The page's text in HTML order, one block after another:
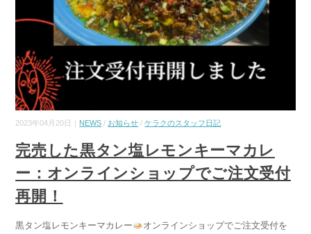
2023年04月20日｜ NEWS / お知らせ /ケラクのスタッフ日記
完売した黒タン塩レモンキーマカレ
ー：オンラインショップでご注文受付
再開！
黒タン塩レモンキーマカレー
オンラインショップでご注文受付を